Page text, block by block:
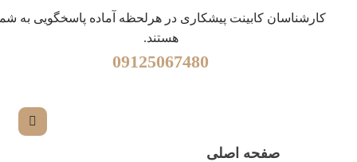
کارشناسان کابینت پیشکاری در هرلحظه آماده پاسخگویی به
هستند.
09125067480
صفحه اصلی